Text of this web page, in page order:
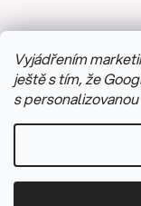
Vyjádřením
ještě s tím, že
s